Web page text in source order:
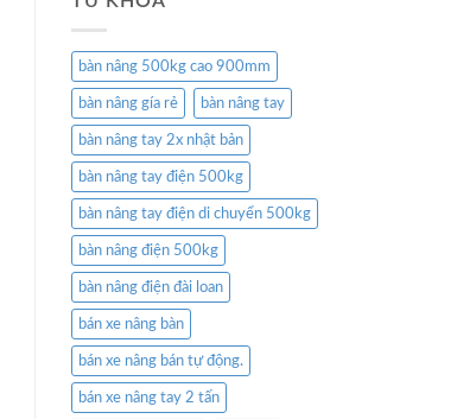
bàn nâng 500kg cao 900mm
bàn nâng gía rẻ bàn nâng tay
bàn nâng tay 2x nhật bản
bàn nâng tay điện 500kg
bàn nâng tay điện di chuyển 500kg
bàn nâng điện 500kg
bàn nâng điện đài loan
bán xe nâng bàn
bán xe nâng bán tự động.
bán xe nâng tay 2 tấn